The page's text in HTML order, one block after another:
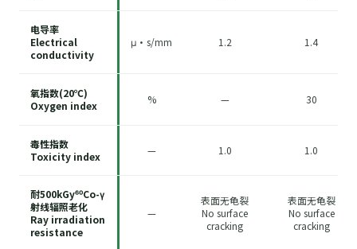
电导率
Electrical
conductivity
μ·s/mm 1.2 1.4
氧指数(20℃)
Oxygen index
% — 30
毒性指数
Toxicity index
— 1.0 1.0
耐500kGy⁶⁰Co-γ
射线辐照老化
Ray irradiation
resistance
—
表面无龟裂
No surface
cracking
表面无龟裂
No surface
cracking